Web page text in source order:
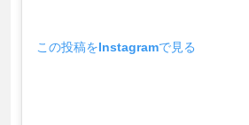
この投稿をInstagramで見る